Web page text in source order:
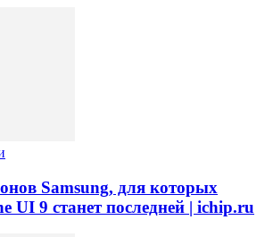
Samsung, для которых
UI 9 станет последней | ichip.ru